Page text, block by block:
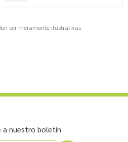
ser meramente ilustrativas
a nuestro boletín